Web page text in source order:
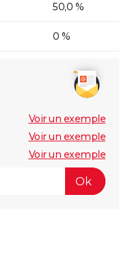
50,0 %
0 %
Voir un exemple
Voir un exemple
Voir un exemple